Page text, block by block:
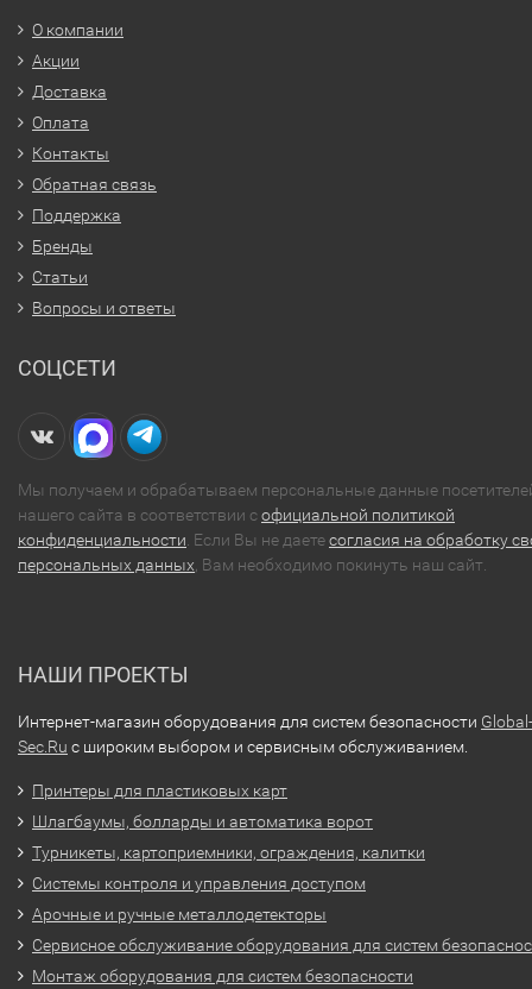
О компании
Акции
Доставка
Оплата
Контакты
Обратная связь
Поддержка
Бренды
Статьи
Вопросы и ответы
СОЦСЕТИ
Мы получаем и обрабатываем персональные данные
нашего сайта в соответствии софициальной политикой
конфиденциальности . Если Вы не даетесогласия на обработку
персональных данных , Вам необходимо покинуть наш сайт.
НАШИ ПРОЕКТЫ
Интернет-магазин оборудования для систем безопасности Global-
Sec.Ru с широким выбором и сервисным обслуживанием.
Принтеры для пластиковых карт
Шлагбаумы, болларды и автоматика ворот
Турникеты, картоприемники, ограждения, калитки
Системы контроля и управления доступом
Арочные и ручные металлодетекторы
Сервисное обслуживание оборудования для систем
Монтаж оборудования для систем безопасности